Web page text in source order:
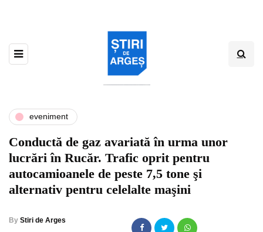
eveniment
Conductă de gaz avariată în urma unor
lucrări în Rucăr. Trafic oprit pentru
autocamioanele de peste 7,5 tone şi
alternativ pentru celelalte maşini
By Stiri de Arges